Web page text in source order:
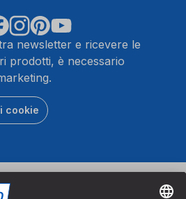
newsletter e ricevere le
prodotti, è necessario
cookie